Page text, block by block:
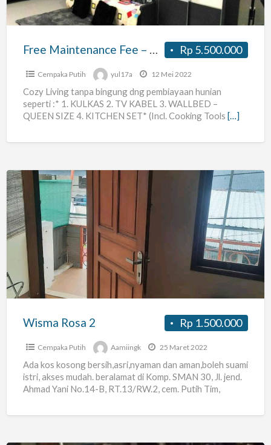
Pramuka
Studio
murah
Rp 5.500.000
Free Maintenance Fee – Green Pramuka Studio 33m2 murah
Cempaka Putih yul17a 12 Mei 2022
Cozy Living tanpa bingung dng pembiayaan hunian
seperti :* 1. KULKAS 2. TV KABEL 3. WALLBED –
QUEEN SIZE 4. KITCHEN SET* (Incl. Cooking Tools […]
Wisma
Rosa
2
Rp 1.500.000
Wisma Rosa 2
Cempaka Putih Aamiingk 25 Maret 2022
Ada kos kosong bersih,asri,nyaman dan aman,boleh suami
istri, akses mudah. beralamat di Komp. SMAN 30, Jl. jend.
Ahmad Yani No.14-B, RT.13/RW.2, cem. Putih Tim,